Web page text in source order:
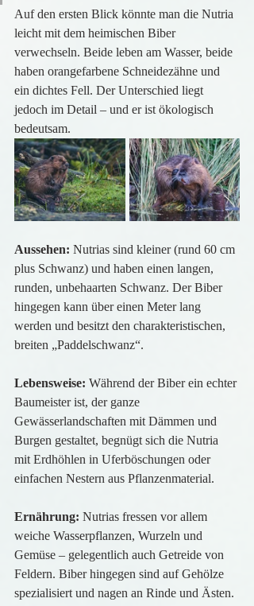
Auf den ersten Blick könnte man die Nutria
leicht mit dem heimischen Biber
verwechseln. Beide leben am Wasser, beide
haben orangefarbene Schneidezähne und
ein dichtes Fell. Der Unterschied liegt
jedoch im Detail – und er ist ökologisch
bedeutsam.
Aussehen: Nutrias sind kleiner (rund 60 cm
plus Schwanz) und haben einen langen,
runden, unbehaarten Schwanz. Der Biber
hingegen kann über einen Meter lang
werden und besitzt den charakteristischen,
breiten „Paddelschwanz“.
Lebensweise: Während der Biber ein echter
Baumeister ist, der ganze
Gewässerlandschaften mit Dämmen und
Burgen gestaltet, begnügt sich die Nutria
mit Erdhöhlen in Uferböschungen oder
einfachen Nestern aus Pflanzenmaterial.
Ernährung: Nutrias fressen vor allem
weiche Wasserpflanzen, Wurzeln und
Gemüse – gelegentlich auch Getreide von
Feldern. Biber hingegen sind auf Gehölze
spezialisiert und nagen an Rinde und Ästen.